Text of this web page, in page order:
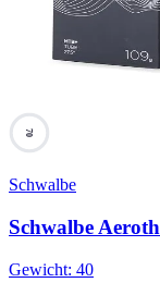
70
Schwalbe
Schwalbe
Gewicht: 40